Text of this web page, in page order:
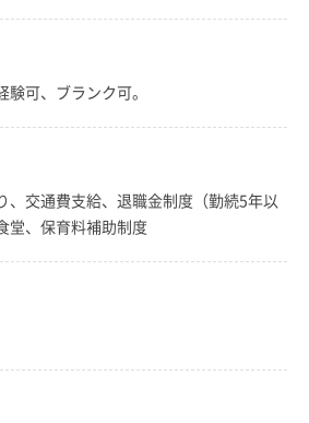
可、ブランク可。
、交通費支給、退職金制度（勤続5年以
堂、保育料補助制度